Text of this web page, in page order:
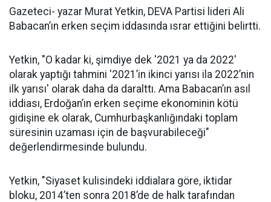
Gazeteci- yazar Murat Yetkin, DEVA Partisi lideri Ali
Babacan’ın erken seçim iddasında ısrar ettiğini belirtti.
Yetkin, "O kadar ki, şimdiye dek '2021 ya da 2022'
olarak yaptığı tahmini '2021’in ikinci yarısı ila 2022’nin
ilk yarısı' olarak daha da daralttı. Ama Babacan’ın asıl
iddiası, Erdoğan’ın erken seçime ekonominin kötü
gidişine ek olarak, Cumhurbaşkanlığındaki toplam
süresinin uzaması için de başvurabileceği"
değerlendirmesinde bulundu.
Yetkin, "Siyaset kulisindeki iddialara göre, iktidar
bloku, 2014’ten sonra 2018’de de halk tarafından